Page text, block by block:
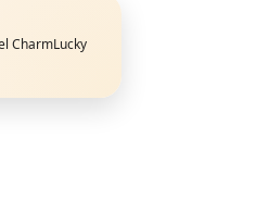
CharmLucky